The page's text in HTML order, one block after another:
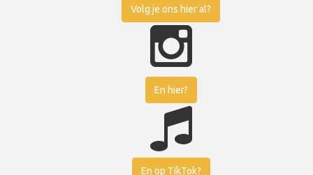
Volg je ons hier al?
En hier?
En op TikTok?